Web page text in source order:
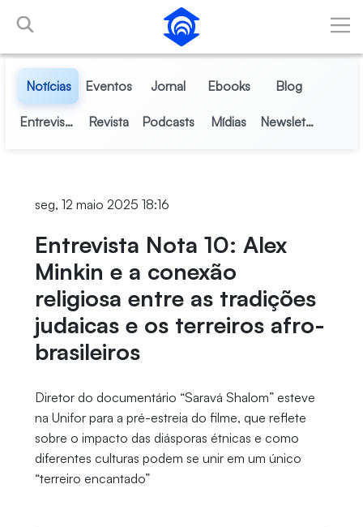
Pular para o Conteúdo principal
Notícias Eventos Jornal Ebooks Blog
Entrevistas Revista Podcasts Mídias Newsletter
seg, 12 maio 2025 18:16
Entrevista Nota 10: Alex
Minkin e a conexão
religiosa entre as tradições
judaicas e os terreiros afro-
brasileiros
Diretor do documentário “Saravá Shalom” esteve
na Unifor para a pré-estreia do filme, que reflete
sobre o impacto das diásporas étnicas e como
diferentes culturas podem se unir em um único
“terreiro encantado”